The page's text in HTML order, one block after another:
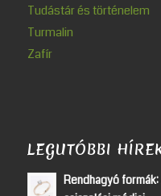
Tudástár és történelem
Turmalin
Zafír
LEGUTÓBBI
Rendhagyó